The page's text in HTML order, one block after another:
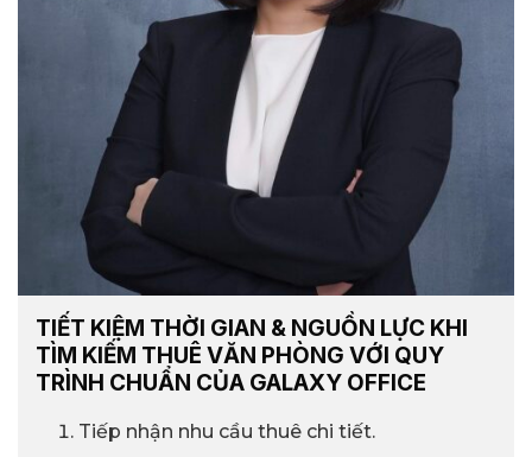
TIẾT KIỆM THỜI GIAN & NGUỒN LỰC KHI
TÌM KIẾM THUÊ VĂN PHÒNG VỚI QUY
TRÌNH CHUẨN CỦA GALAXY OFFICE
Tiếp nhận nhu cầu thuê chi tiết.